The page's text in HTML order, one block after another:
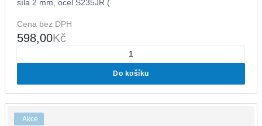
síla 2 mm, ocel S235JR (
Cena bez DPH
598,00Kč
Do košíku
Akce